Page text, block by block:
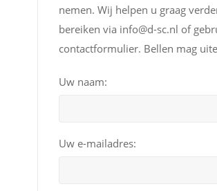
nemen. Wij helpen u graag
bereiken via info@d-sc.nl of
contactformulier. Bellen mag
Uw naam:
Uw e-mailadres: